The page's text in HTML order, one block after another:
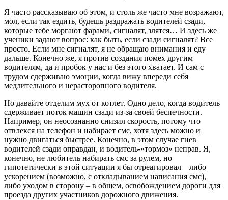
Я часто рассказываю об этом, и столь же часто мне возражают,
мол, если так ездить, будешь раздражать водителей сзади,
которые тебе моргают фарами, сигналят, злятся… И здесь же
ученики задают вопрос: как быть, если сзади сигналят? Все
просто. Если мне сигналят, я не обращаю внимания и еду
дальше. Конечно же, я против создания помех другим
водителям, да и пробок у нас и без этого хватает. И сам с
трудом сдерживаю эмоции, когда вижу впереди себя
медлительного и нерасторопного водителя.
Но давайте отделим мух от котлет. Одно дело, когда водитель
сдерживает поток машин сзади из-за своей беспечности.
Например, он неосознанно снизил скорость, потому что
отвлекся на телефон и набирает смс, хотя здесь можно и
нужно двигаться быстрее. Конечно, в этом случае гнев
водителей сзади оправдан, и водитель-«тормоз» неправ. Я,
конечно, не любитель набирать смс за рулем, но
гипотетически в этой ситуации я бы отреагировал – либо
ускорением (возможно, с откладыванием написания смс),
либо уходом в сторону – в общем, освобождением дороги для
проезда других участников дорожного движения.